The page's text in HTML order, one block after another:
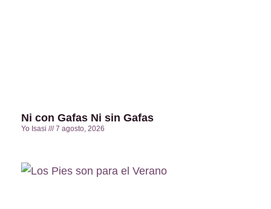
Ni con Gafas Ni sin Gafas
Yo Isasi 7 agosto, 2026